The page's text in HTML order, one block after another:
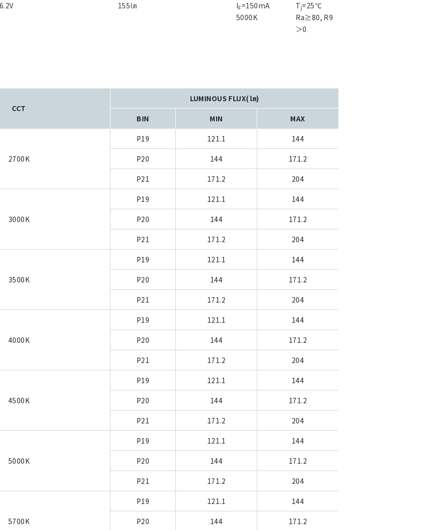
6.2V
155㏐
IF=150mA Tj=25℃
5000K
Ra≥80, R9
＞0
CCT
LUMINOUS FLUX(㏐)
BIN MIN MAX
2700K
P19 121.1 144
P20 144 171.2
P21 171.2 204
3000K
P19 121.1 144
P20 144 171.2
P21 171.2 204
3500K
P19 121.1 144
P20 144 171.2
P21 171.2 204
4000K
P19 121.1 144
P20 144 171.2
P21 171.2 204
4500K
P19 121.1 144
P20 144 171.2
P21 171.2 204
5000K
P19 121.1 144
P20 144 171.2
P21 171.2 204
5700K
P19 121.1 144
P20 144 171.2